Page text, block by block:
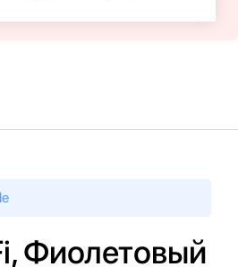
Фиолетовый